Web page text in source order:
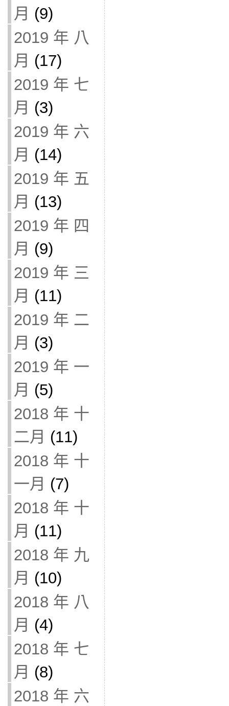
月 (9)
2019 年 八
月 (17)
2019 年 七
月 (3)
2019 年 六
月 (14)
2019 年 五
月 (13)
2019 年 四
月 (9)
2019 年 三
月 (11)
2019 年 二
月 (3)
2019 年 一
月 (5)
2018 年 十
二月 (11)
2018 年 十
一月 (7)
2018 年 十
月 (11)
2018 年 九
月 (10)
2018 年 八
月 (4)
2018 年 七
月 (8)
2018 年 六